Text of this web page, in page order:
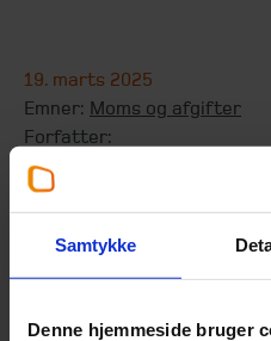
Samtykke
Denne hjemmeside bruger
19. marts 2025
Emner: Moms og afgifter
Forfatter:
Beierholms skatteafdeling
indebærer, at fakturaen